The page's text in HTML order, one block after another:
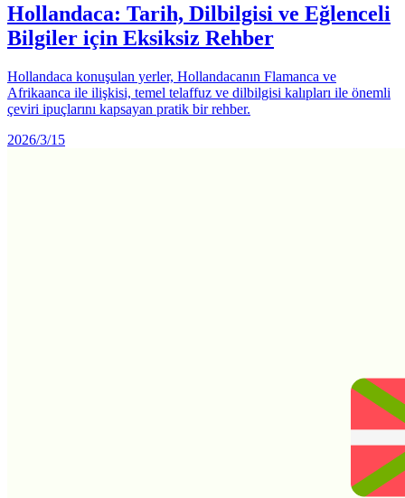
Hollandaca: Tarih, Dilbilgisi ve Eğlenceli
Bilgiler için Eksiksiz Rehber
Hollandaca konuşulan yerler, Hollandacanın Flamanca ve
Afrikaanca ile ilişkisi, temel telaffuz ve dilbilgisi kalıpları ile önemli
çeviri ipuçlarını kapsayan pratik bir rehber.
2026/3/15